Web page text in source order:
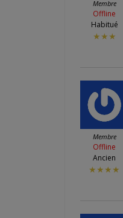
Membre
Offline
Habitué
★★★
Membre
Offline
Ancien
★★★★